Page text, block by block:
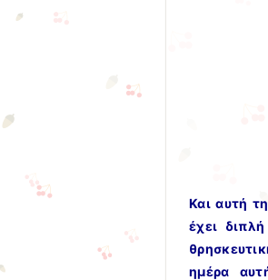
Και αυτή
έχει
ημέρα